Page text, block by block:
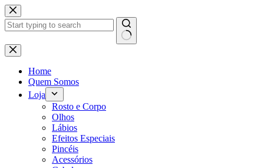
Pular
para
o
Sem
resultados
Home
Quem Somos
Loja
Rosto e Corpo
Olhos
Lábios
Efeitos Especiais
Pincéis
Acessórios